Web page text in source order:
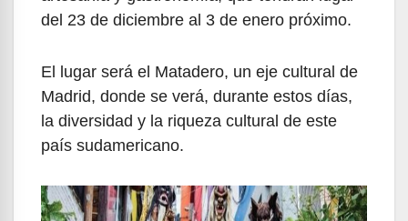
del 23 de diciembre al 3 de enero próximo.
El lugar será el Matadero, un eje cultural de
Madrid, donde se verá, durante estos días,
la diversidad y la riqueza cultural de este
país sudamericano.